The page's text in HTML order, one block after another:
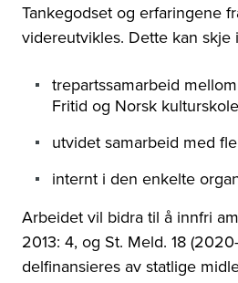
Tankegodset og erfaringene
videreutvikles. Dette kan skje i
trepartssamarbeid
Fritid og Norsk
utvidet samarbeid med
internt i den enkelte
Arbeidet vil bidra til å innfri
2013: 4, og St. Meld. 18
delfinansieres av statlige